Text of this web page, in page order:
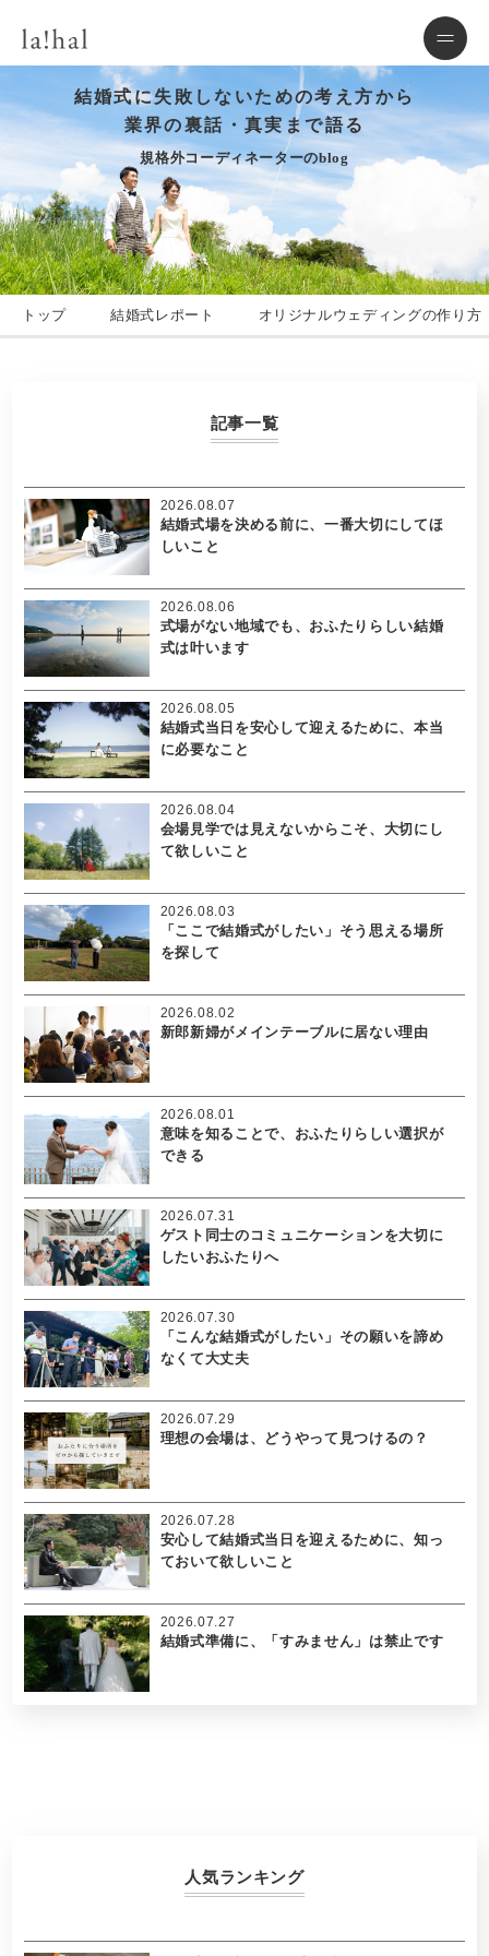
結婚式に失敗しないための考え方から
業界の裏話・真実まで語る
規格外コーディネーターのblog
トップ 結婚式レポート オリジナルウェディングの作り方
記事一覧
結婚式場を決める前に、一番大切にしてほ
しいこと
2026.08.07
式場がない地域でも、おふたりらしい結婚
式は叶います
2026.08.06
結婚式当日を安心して迎えるために、本当
に必要なこと
2026.08.05
会場見学では見えないからこそ、大切にし
て欲しいこと
2026.08.04
「ここで結婚式がしたい」そう思える場所
を探して
2026.08.03
新郎新婦がメインテーブルに居ない理由
2026.08.02
意味を知ることで、おふたりらしい選択が
できる
2026.08.01
ゲスト同士のコミュニケーションを大切に
したいおふたりへ
2026.07.31
「こんな結婚式がしたい」その願いを諦め
なくて大丈夫
2026.07.30
理想の会場は、どうやって見つけるの？
2026.07.29
安心して結婚式当日を迎えるために、知っ
ておいて欲しいこと
2026.07.28
結婚式準備に、「すみません」は禁止です
2026.07.27
人気ランキング